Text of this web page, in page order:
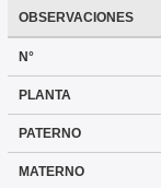
OBSERVACIONES
N°
PLANTA
PATERNO
MATERNO